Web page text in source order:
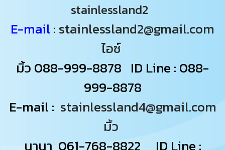
stainlessland2
E-mail : stainlessland2@gmail.com
ไอซ์
มิ้ว 088-999-8878 ID Line : 088-
999-8878
E-mail : stainlessland4@gmail.com
มิ้ว
นานา 061-768-8822 ID Line :